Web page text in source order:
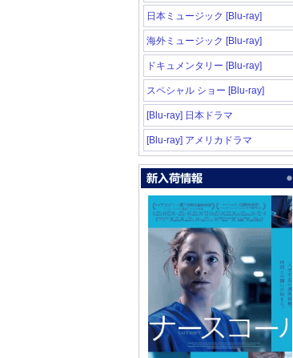
日本ミュージック [Blu-ray]
海外ミュージック [Blu-ray]
ドキュメンタリー [Blu-ray]
スペシャル ショー [Blu-ray]
[Blu-ray] 日本ドラマ
[Blu-ray] アメリカドラマ